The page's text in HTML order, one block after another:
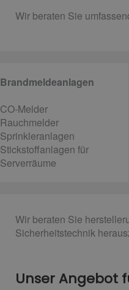
Wir beraten Sie
Brandmeldeanlagen
CO-Melder
Rauchmelder
Sprinkleranlagen
Stickstoffanlagen für
Serverräume
Wir beraten Sie
Sicherheitstechnik
Unser Angebot